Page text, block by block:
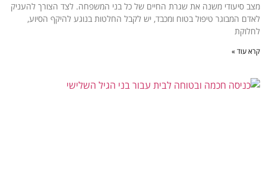
מצב סיעודי משנה את שגרת החיים של כל בני המשפחה. לצד הצורך להעניק
לאדם המבוגר טיפול בטוח ומכבד, יש לקבל החלטות בנוגע להיקף הסיוע,
לחלוקת
קרא עוד »